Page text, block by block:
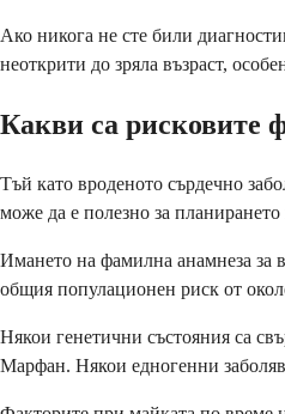
Ако никога не сте били
неоткрити до зряла възраст,
Какви са рисковите
Тъй като вроденото сърдечно
може да е полезно за
Имането на фамилна анамнеза за
общия популационен риск от
Някои генетични състояния са
Марфан. Някои едногенни